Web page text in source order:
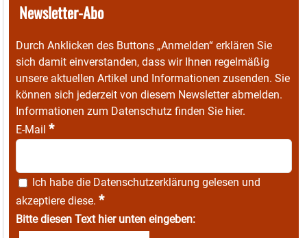
Newsletter-Abo
Durch Anklicken des Buttons „Anmelden“ erklären Sie
sich damit einverstanden, dass wir Ihnen regelmäßig
unsere aktuellen Artikel und Informationen zusenden. Sie
können sich jederzeit von diesem Newsletter abmelden.
Informationen zum Datenschutz finden Sie hier.
E-Mail *
Ich habe die Datenschutzerklärung gelesen und
akzeptiere diese. *
Bitte diesen Text hier unten eingeben: